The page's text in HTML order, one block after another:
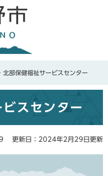
北部保健福祉サービスセンター
スセンター
更新日：2024年2月29日更新